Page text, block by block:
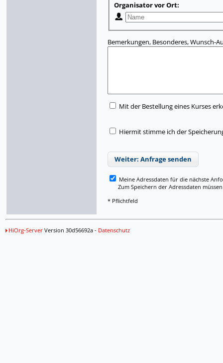
Organisator vor Ort:
Bemerkungen, Besonderes, Wunsch-
Mit der Bestellung eines Kurses
Hiermit stimme ich der
Weiter: Anfrage senden
Meine Adressdaten für die nächste
Zum Speichern der Adressdaten müssen
* Pflichtfeld
HiOrg-ServerVersion 30d56692a - Datenschutz